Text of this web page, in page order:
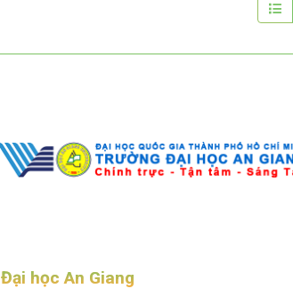
Đại học An Giang